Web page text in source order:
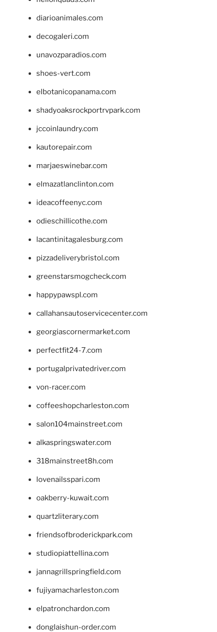
diarioanimales.com
decogaleri.com
unavozparadios.com
shoes-vert.com
elbotanicopanama.com
shadyoaksrockportrvpark.com
jccoinlaundry.com
kautorepair.com
marjaeswinebar.com
elmazatlanclinton.com
ideacoffeenyc.com
odieschillicothe.com
lacantinitagalesburg.com
pizzadeliverybristol.com
greenstarsmogcheck.com
happypawspl.com
callahansautoservicecenter.com
georgiascornermarket.com
perfectfit24-7.com
portugalprivatedriver.com
von-racer.com
coffeeshopcharleston.com
salon104mainstreet.com
alkaspringswater.com
318mainstreet8h.com
lovenailsspari.com
oakberry-kuwait.com
quartzliterary.com
friendsofbroderickpark.com
studiopiattellina.com
jannagrillspringfield.com
fujiyamacharleston.com
elpatronchardon.com
donglaishun-order.com